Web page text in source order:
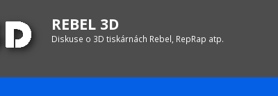
REBEL 3D
Diskuse o 3D tiskárnách Rebel, RepRap atp.